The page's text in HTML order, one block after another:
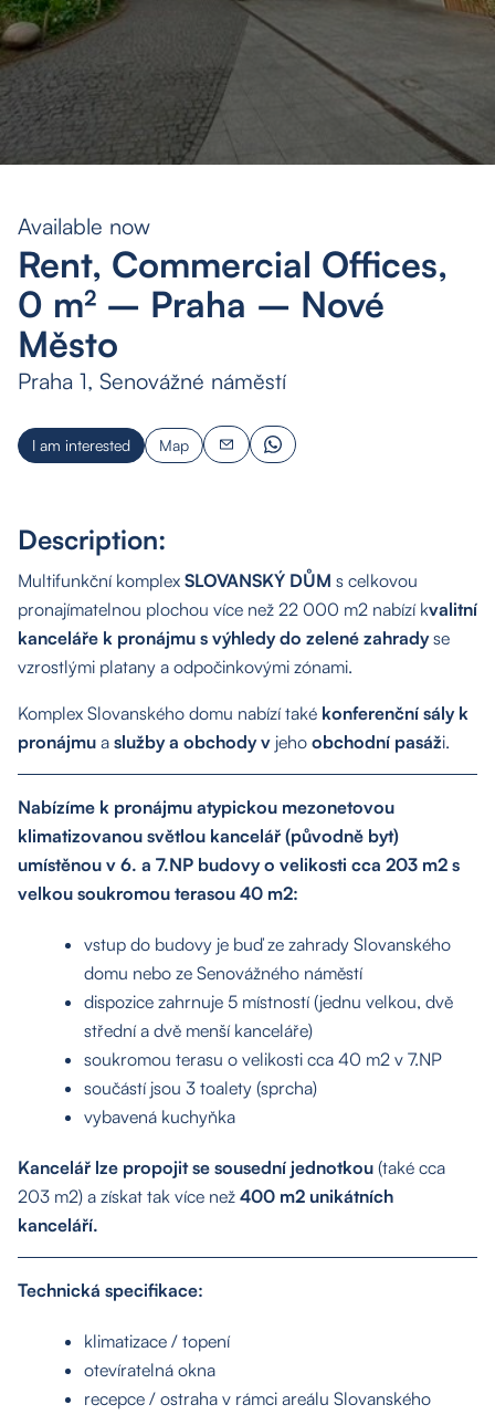
Available now
Rent, Commercial Offices,
0 m² – Praha – Nové
Město
Praha 1, Senovážné náměstí
I am interested Map
Description:
Multifunkční komplex SLOVANSKÝ DŮM s celkovou
pronajímatelnou plochou více než 22 000 m2 nabízí kvalitní
kanceláře k pronájmu s výhledy do zelené zahradyse
vzrostlými platany a odpočinkovými zónami.
Komplex Slovanského domu nabízí také konferenční sály k
pronájmu a služby a obchody v jeho obchodní pasáži.
Nabízíme k pronájmu atypickou mezonetovou
klimatizovanou světlou kancelář (původně byt)
umístěnou v 6. a 7.NP budovy o velikosti cca 203 m2 s
velkou soukromou terasou 40 m2:
vstup do budovy je buď ze zahrady Slovanského
domu nebo ze Senovážného náměstí
dispozice zahrnuje 5 místností (jednu velkou, dvě
střední a dvě menší kanceláře)
soukromou terasu o velikosti cca 40 m2 v 7.NP
součástí jsou 3 toalety (sprcha)
vybavená kuchyňka
Kancelář lze propojit se sousední jednotkou (také cca
203 m2) a získat tak více než 400 m2 unikátních
kanceláří.
Technická specifikace:
klimatizace / topení
otevíratelná okna
recepce / ostraha v rámci areálu Slovanského